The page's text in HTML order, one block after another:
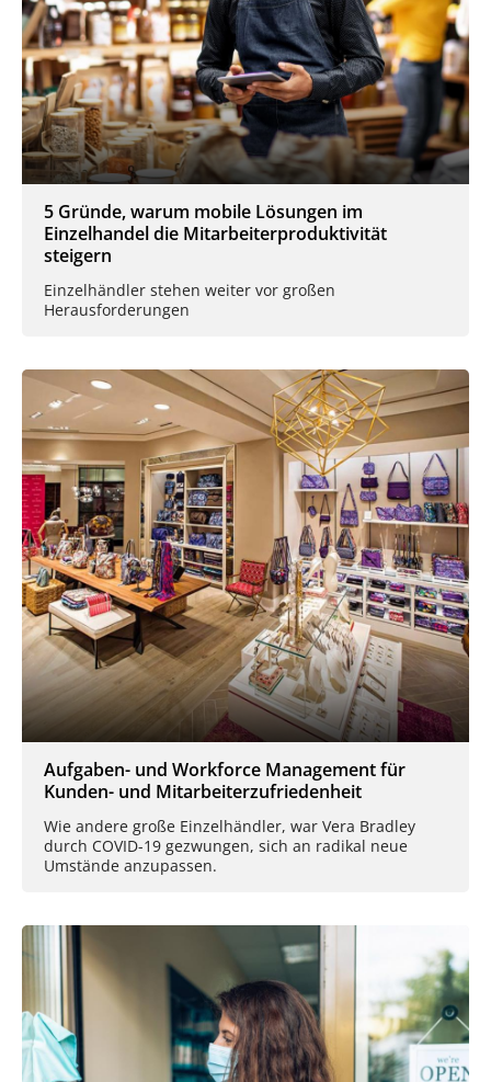
5 Gründe, warum mobile Lösungen im
Einzelhandel die Mitarbeiterproduktivität
steigern
Einzelhändler stehen weiter vor großen
Herausforderungen
Aufgaben- und Workforce Management für
Kunden- und Mitarbeiterzufriedenheit
Wie andere große Einzelhändler, war Vera Bradley
durch COVID-19 gezwungen, sich an radikal neue
Umstände anzupassen.